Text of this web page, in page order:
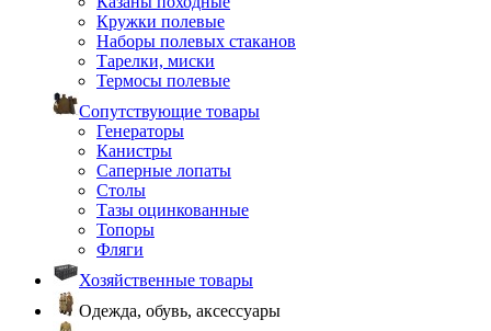
Кружки полевые
Наборы полевых стаканов
Тарелки, миски
Термосы полевые
Сопутствующие товары
Генераторы
Канистры
Саперные лопаты
Столы
Тазы оцинкованные
Топоры
Фляги
Хозяйственные товары
Одежда, обувь, аксессуары